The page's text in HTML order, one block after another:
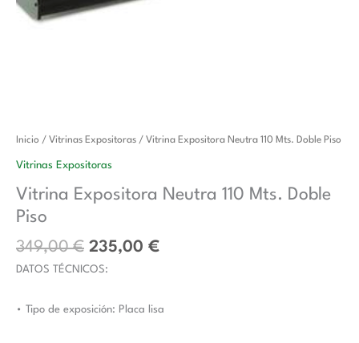
Inicio / Vitrinas Expositoras / Vitrina Expositora Neutra 110 Mts. Doble Piso
Vitrinas Expositoras
Vitrina Expositora Neutra 110 Mts. Doble
Piso
349,00€
El
precio
era:
235,00 €
El
es:
DATOS TÉCNICOS:
• Tipo de exposición: Placa lisa
Vitrina
Expositora
110
Mts.
Piso
cantidad